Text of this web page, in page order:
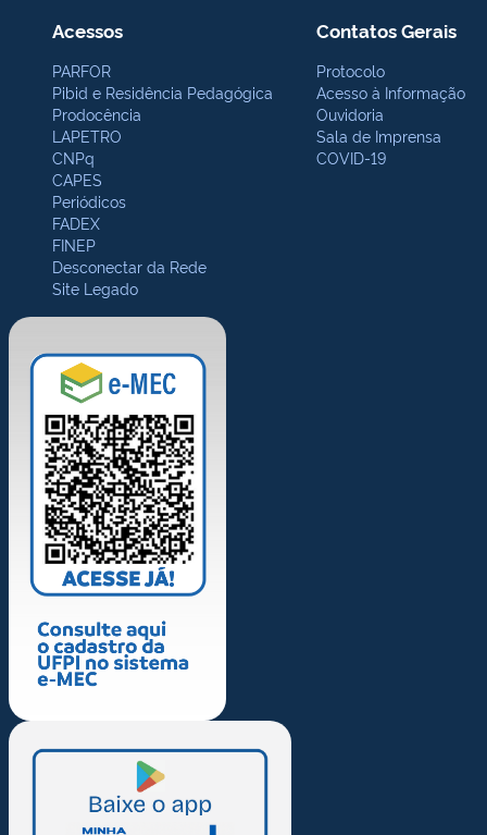
Acessos
PARFOR
Pibid e Residência Pedagógica
Prodocência
LAPETRO
CNPq
CAPES
Periódicos
FADEX
FINEP
Desconectar da Rede
Site Legado
Contatos Gerais
Protocolo
Acesso à Informação
Ouvidoria
Sala de Imprensa
COVID-19